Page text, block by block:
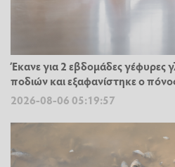
Έκανε για 2 εβδομάδες γέφυρες
ποδιών και εξαφανίστηκε ο
2026-08-06 05:19:57